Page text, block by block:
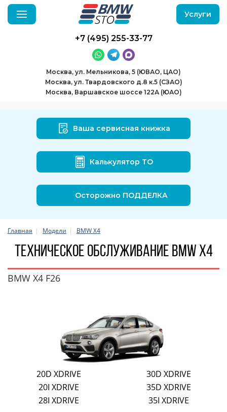
+7 (495) 255-33-77
Москва, ул. Мельникова, 5 (ЮВАО, ЦАО)
Москва, ул. Твардовского д.8 к.5 (СЗАО)
Москва, Варшавское шоссе 122А (ЮАО)
Услуги
Ваша сервисная книжка
Калькулятор ТО
Осторожно ПОДДЕЛКА
Главная Модели BMW X4
Техническое обслуживание bmw x4
BMW X4 F26
20D XDRIVE
20I XDRIVE
28I XDRIVE
30D XDRIVE
35D XDRIVE
35I XDRIVE